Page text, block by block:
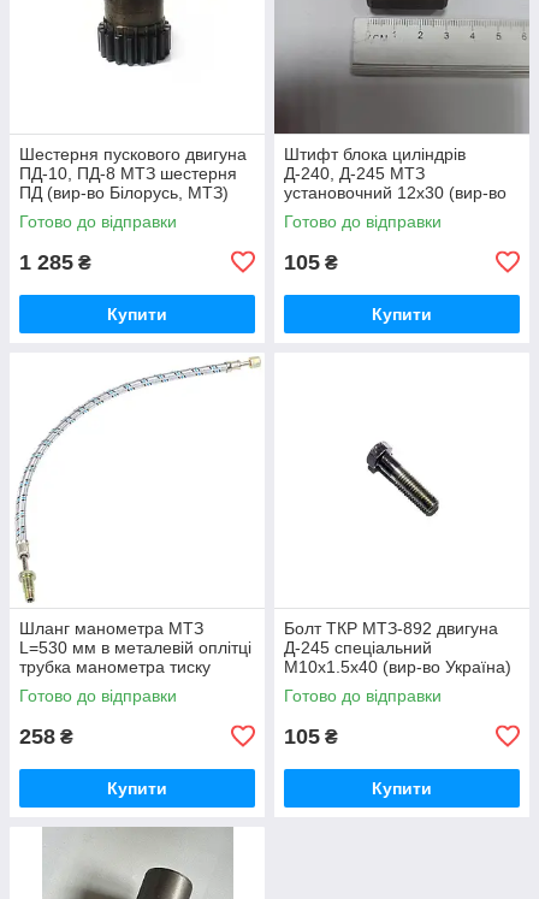
Шестерня пускового двигуна
ПД-10, ПД-8 МТЗ шестерня
ПД (вир-во Білорусь, МТЗ)
50-1024092-2А /
5010240922А
Готово до відправки
1 285 ₴
Купити
Штифт блока циліндрів
Д-240, Д-245 МТЗ
установочний 12х30 (вир-во
Україна) 50-1002034 / 50-
1002034-А
Готово до відправки
105 ₴
Купити
Шланг манометра МТЗ
L=530 мм в металевій оплітці
трубка манометра тиску
масла (вир-во Україна) 70-
3801180
Готово до відправки
258 ₴
Купити
Болт ТКР МТЗ-892 двигуна
Д-245 спеціальний
М10х1.5х40 (вир-во Україна)
245-1008031 / 245-1008031-А
Готово до відправки
105 ₴
Купити